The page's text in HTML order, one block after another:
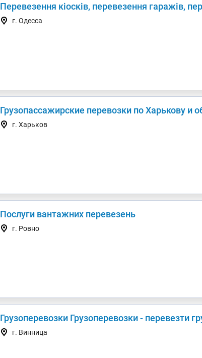
Перевезення кіосків, перевезення гаражів,
г. Одесса
Грузопассажирские перевозки по Харькову и
г. Харьков
Послуги вантажних перевезень
г. Ровно
Грузоперевозки Грузоперевозки - перевезти
г. Винница